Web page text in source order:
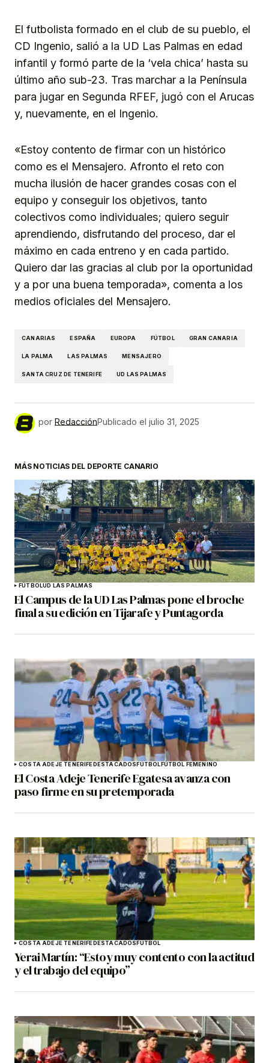
El futbolista formado en el club de su pueblo, el
CD Ingenio, salió a la UD Las Palmas en edad
infantil y formó parte de la ‘vela chica’ hasta su
último año sub-23. Tras marchar a la Península
para jugar en Segunda RFEF, jugó con el Arucas
y, nuevamente, en el Ingenio.
«Estoy contento de firmar con un histórico
como es el Mensajero. Afronto el reto con
mucha ilusión de hacer grandes cosas con el
equipo y conseguir los objetivos, tanto
colectivos como individuales; quiero seguir
aprendiendo, disfrutando del proceso, dar el
máximo en cada entreno y en cada partido.
Quiero dar las gracias al club por la oportunidad
y a por una buena temporada», comenta a los
medios oficiales del Mensajero.
CANARIAS ESPAÑA EUROPA FÚTBOL GRAN CANARIA
LA PALMA LAS PALMAS MENSAJERO
SANTA CRUZ DE TENERIFE UD LAS PALMAS
por RedacciónPublicado el julio 31, 2025
MÁS NOTICIAS DEL DEPORTE CANARIO
FÚTBOLUD LAS PALMAS
El Campus de la UD Las Palmas pone el broche
final a su edición en Tijarafe y Puntagorda
COSTA ADEJE TENERIFEDESTACADOSFÚTBOLFÚTBOL FEMENINO
El Costa Adeje Tenerife Egatesa avanza con
paso firme en su pretemporada
COSTA ADEJE TENERIFEDESTACADOSFÚTBOL
Yerai Martín: “Estoy muy contento con la actitud
y el trabajo del equipo”